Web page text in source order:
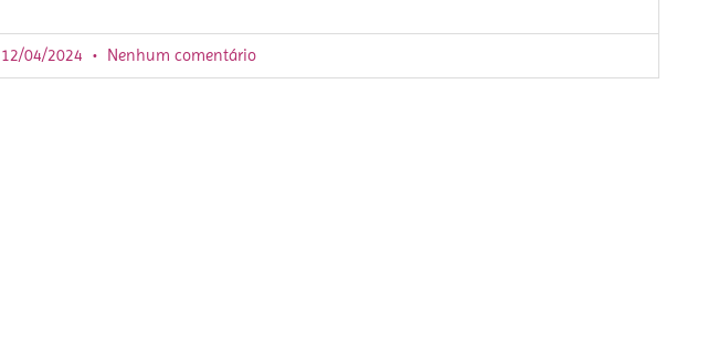
12/04/2024 Nenhum comentário